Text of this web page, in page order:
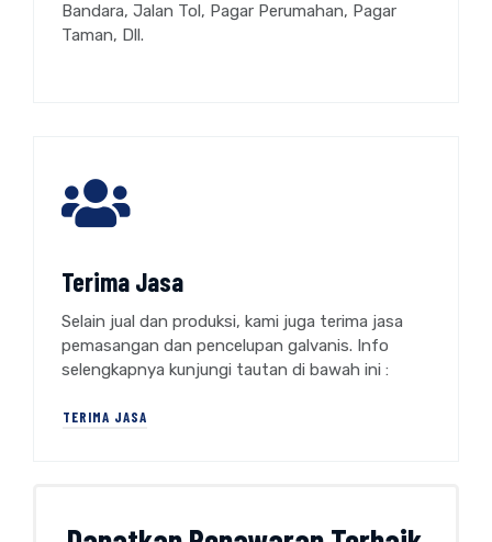
Bandara, Jalan Tol, Pagar Perumahan, Pagar
Taman, Dll.
Terima Jasa
Selain jual dan produksi, kami juga terima jasa
pemasangan dan pencelupan galvanis. Info
selengkapnya kunjungi tautan di bawah ini :
TERIMA JASA